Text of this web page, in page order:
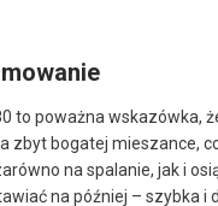
to poważna wskazówka,
zbyt bogatej mieszance,
na spalanie, jak i
na później – szybka i